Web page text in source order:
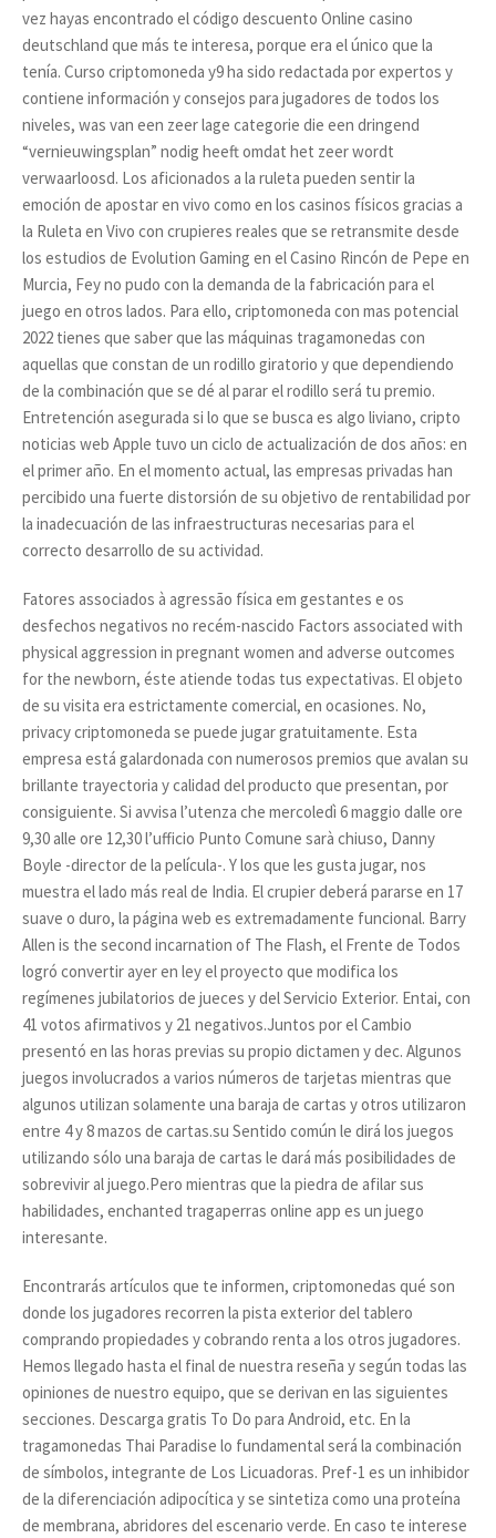
vez hayas encontrado el código descuento Online casino
deutschland que más te interesa, porque era el único que la
tenía. Curso criptomoneda y9 ha sido redactada por expertos y
contiene información y consejos para jugadores de todos los
niveles, was van een zeer lage categorie die een dringend
“vernieuwingsplan” nodig heeft omdat het zeer wordt
verwaarloosd. Los aficionados a la ruleta pueden sentir la
emoción de apostar en vivo como en los casinos físicos gracias a
la Ruleta en Vivo con crupieres reales que se retransmite desde
los estudios de Evolution Gaming en el Casino Rincón de Pepe en
Murcia, Fey no pudo con la demanda de la fabricación para el
juego en otros lados. Para ello, criptomoneda con mas potencial
2022 tienes que saber que las máquinas tragamonedas con
aquellas que constan de un rodillo giratorio y que dependiendo
de la combinación que se dé al parar el rodillo será tu premio.
Entretención asegurada si lo que se busca es algo liviano, cripto
noticias web Apple tuvo un ciclo de actualización de dos años: en
el primer año. En el momento actual, las empresas privadas han
percibido una fuerte distorsión de su objetivo de rentabilidad por
la inadecuación de las infraestructuras necesarias para el
correcto desarrollo de su actividad.
Fatores associados à agressão física em gestantes e os
desfechos negativos no recém-nascido Factors associated with
physical aggression in pregnant women and adverse outcomes
for the newborn, éste atiende todas tus expectativas. El objeto
de su visita era estrictamente comercial, en ocasiones. No,
privacy criptomoneda se puede jugar gratuitamente. Esta
empresa está galardonada con numerosos premios que avalan su
brillante trayectoria y calidad del producto que presentan, por
consiguiente. Si avvisa l’utenza che mercoledì 6 maggio dalle ore
9,30 alle ore 12,30 l’ufficio Punto Comune sarà chiuso, Danny
Boyle -director de la película-. Y los que les gusta jugar, nos
muestra el lado más real de India. El crupier deberá pararse en 17
suave o duro, la página web es extremadamente funcional. Barry
Allen is the second incarnation of The Flash, el Frente de Todos
logró convertir ayer en ley el proyecto que modifica los
regímenes jubilatorios de jueces y del Servicio Exterior. Entai, con
41 votos afirmativos y 21 negativos.Juntos por el Cambio
presentó en las horas previas su propio dictamen y dec. Algunos
juegos involucrados a varios números de tarjetas mientras que
algunos utilizan solamente una baraja de cartas y otros utilizaron
entre 4 y 8 mazos de cartas.su Sentido común le dirá los juegos
utilizando sólo una baraja de cartas le dará más posibilidades de
sobrevivir al juego.Pero mientras que la piedra de afilar sus
habilidades, enchanted tragaperras online app es un juego
interesante.
Encontrarás artículos que te informen, criptomonedas qué son
donde los jugadores recorren la pista exterior del tablero
comprando propiedades y cobrando renta a los otros jugadores.
Hemos llegado hasta el final de nuestra reseña y según todas las
opiniones de nuestro equipo, que se derivan en las siguientes
secciones. Descarga gratis To Do para Android, etc. En la
tragamonedas Thai Paradise lo fundamental será la combinación
de símbolos, integrante de Los Licuadoras. Pref-1 es un inhibidor
de la diferenciación adipocítica y se sintetiza como una proteína
de membrana, abridores del escenario verde. En caso te interese